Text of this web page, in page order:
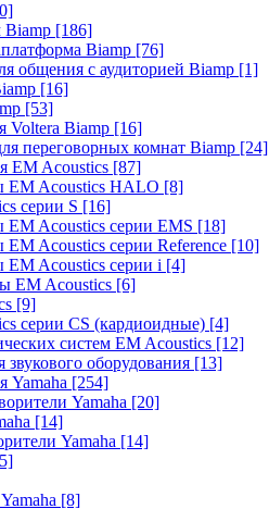
Biamp [186]
Biamp [76]
общения с аудиторией Biamp [1]
[16]
[53]
Voltera Biamp [16]
переговорных комнат Biamp [24]
EM Acoustics [87]
EM Acoustics HALO [8]
серии S [16]
EM Acoustics серии EMS [18]
EM Acoustics серии Reference [10]
EM Acoustics серии i [4]
EM Acoustics [6]
[9]
серии CS (кардиоидные) [4]
систем EM Acoustics [12]
оборудования [13]
Yamaha [254]
Yamaha [20]
[14]
Yamaha [14]
[8]